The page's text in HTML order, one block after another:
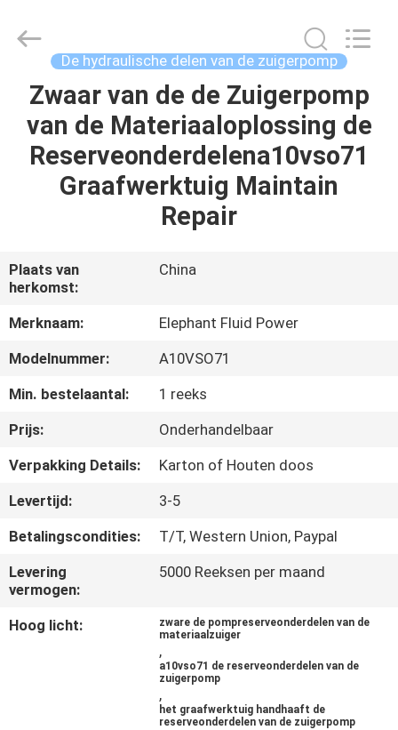
HUIS
PRODUCTEN
FABRIEKSREIS
KWALITEITSCONTROLE
CONTACTEER
ONS
NIEUWS
GEVALLEN
Fluid
Power
Reserved.
De hydraulische delen van de zuigerpomp
Zwaar van de de Zuigerpomp
van de Materiaaloplossing de
Reserveonderdelena10vso71
Graafwerktuig Maintain
Repair
Plaats van
herkomst:
China
Merknaam:
Elephant Fluid Power
Modelnummer:
A10VSO71
Min. bestelaantal:
1 reeks
Prijs:
Onderhandelbaar
Verpakking Details:
Karton of Houten doos
Levertijd:
3-5
Betalingscondities:
T/T, Western Union, Paypal
Levering
vermogen:
5000 Reeksen per maand
Hoog licht:
zware de pompreserveonderdelen van de
materiaalzuiger
,
a10vso71 de reserveonderdelen van de
zuigerpomp
,
het graafwerktuig handhaaft de
reserveonderdelen van de zuigerpomp